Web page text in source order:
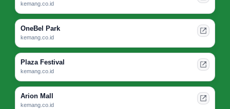
kemang.co.id
OneBel Park
kemang.co.id
Plaza Festival
kemang.co.id
Arion Mall
kemang.co.id